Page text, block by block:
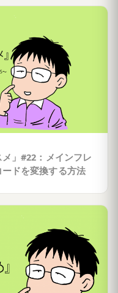
」#22：メインフレ
ドを変換する方法